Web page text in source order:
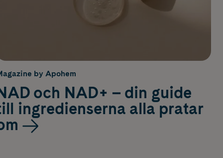
by Apohem
och NAD+ – din guide
ingredienserna alla pratar